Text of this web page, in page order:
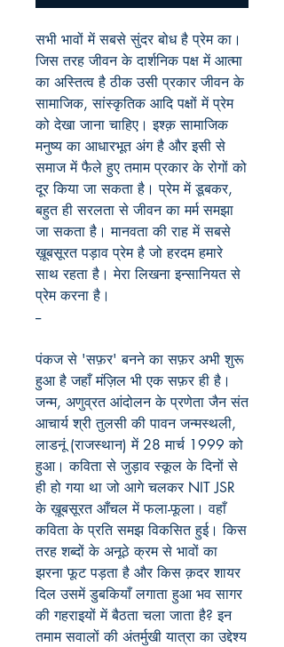
सभी भावों में सबसे सुंदर बोध है प्रेम का।
जिस तरह जीवन के दार्शनिक पक्ष में आत्मा
का अस्तित्व है ठीक उसी प्रकार जीवन के
सामाजिक, सांस्कृतिक आदि पक्षों में प्रेम
को देखा जाना चाहिए। इश्क़ सामाजिक
मनुष्य का आधारभूत अंग है और इसी से
समाज में फैले हुए तमाम प्रकार के रोगों को
दूर किया जा सकता है। प्रेम में डूबकर,
बहुत ही सरलता से जीवन का मर्म समझा
जा सकता है। मानवता की राह में सबसे
ख़ूबसूरत पड़ाव प्रेम है जो हरदम हमारे
साथ रहता है। मेरा लिखना इन्सानियत से
प्रेम करना है।
--
पंकज से 'सफ़र' बनने का सफ़र अभी शुरू
हुआ है जहाँ मंज़िल भी एक सफ़र ही है।
जन्म, अणुव्रत आंदोलन के प्रणेता जैन संत
आचार्य श्री तुलसी की पावन जन्मस्थली,
लाडनूं (राजस्थान) में 28 मार्च 1999 को
हुआ। कविता से जुड़ाव स्कूल के दिनों से
ही हो गया था जो आगे चलकर NIT JSR
के ख़ूबसूरत आँचल में फला-फूला। वहाँ
कविता के प्रति समझ विकसित हुई। किस
तरह शब्दों के अनूठे क्रम से भावों का
झरना फूट पड़ता है और किस क़दर शायर
दिल उसमें डुबकियाँ लगाता हुआ भव सागर
की गहराइयों में बैठता चला जाता है? इन
तमाम सवालों की अंतर्मुखी यात्रा का उद्देश्य